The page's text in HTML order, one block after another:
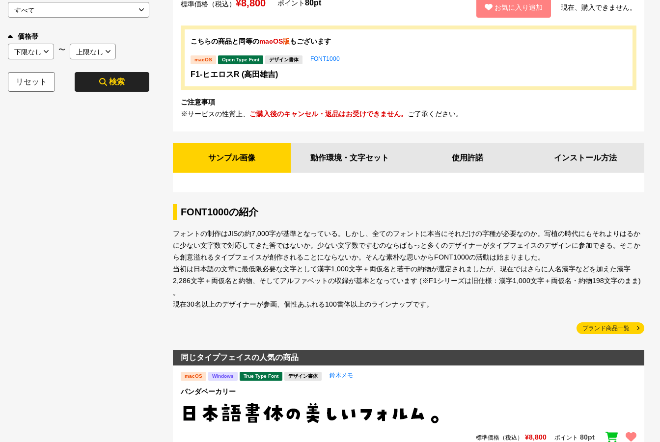
価格帯
〜
リセット 検索
標準価格（税込） ¥8,800 ポイント80pt
お気に入り追加 現在、購入できません。
こちらの商品と同等のmacOS版もございます
macOS Open Type Font デザイン書体 FONT1000
F1-ヒエロスR (高田雄吉)
ご注意事項
※サービスの性質上、 ご購入後のキャンセル・返品はお受けできません。 ご了承ください。
サンプル画像 動作環境・ 文字セット 使用許諾 インストール方法
FONT1000の紹介
フォントの制作はJISの約7,000字が基準となっている。しかし、全てのフォントに本当にそれだけの字種が必要なのか。写植の時代にもそれよりはるか
に少ない文字数で対応してきた筈ではないか。少ない文字数ですむのならばもっと多くのデザイナーがタイプフェイスのデザインに参加できる。そこか
ら創意溢れるタイプフェイスが創作されることにならないか。そんな素朴な思いからFONT1000の活動は始まりました。
当初は日本語の文章に最低限必要な文字として漢字1,000文字＋両仮名と若干の約物が選定されましたが、現在ではさらに人名漢字などを加えた漢字
2,286文字＋両仮名と約物、そしてアルファベットの収録が基本となっています (※F1シリーズは旧仕様：漢字1,000文字＋両仮名・約物198文字のまま)
。
現在30名以上のデザイナーが参画、個性あふれる100書体以上のラインナップです。
ブランド商品一覧
同じタイプフェイスの人気の商品
macOS Windows True Type Font デザイン書体 鈴木メモ
パンダベーカリー
標準価格（税込） ¥8,800 ポイント 80pt